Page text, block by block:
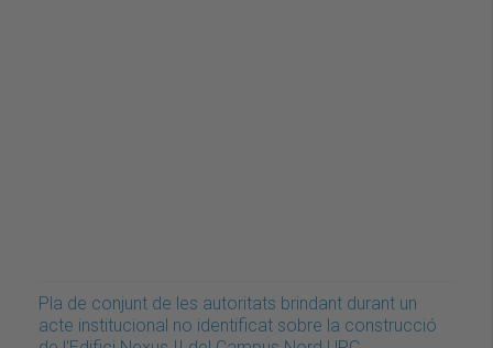
Pla de conjunt de les autoritats brindant durant un
acte institucional no identificat sobre la construcció